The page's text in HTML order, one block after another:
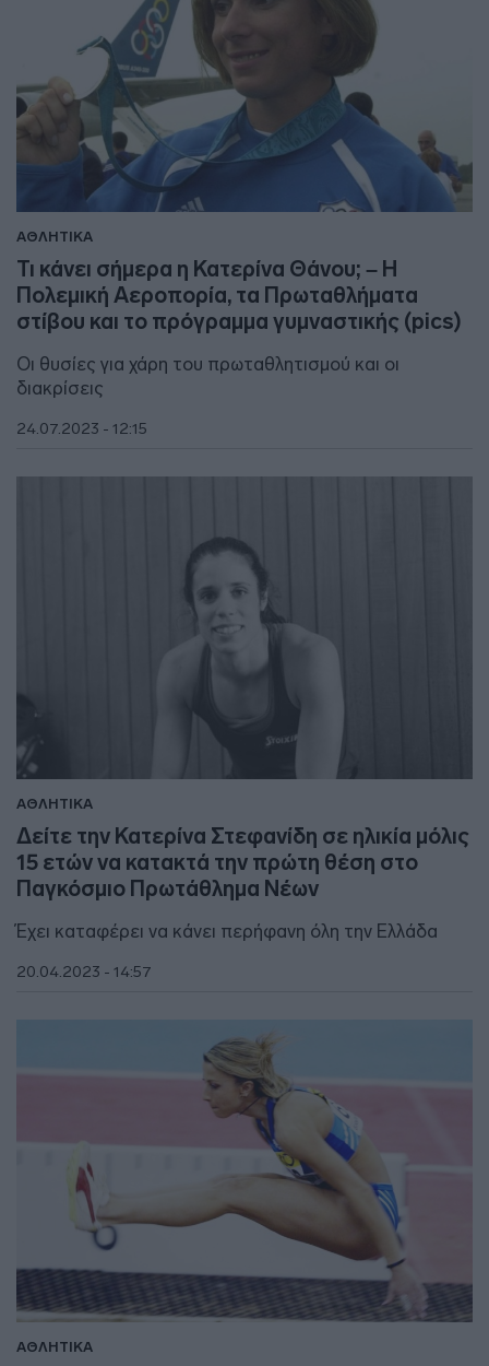
ΑΘΛΗΤΙΚΑ
Τι κάνει σήμερα η Κατερίνα Θάνου; – Η
Πολεμική Αεροπορία, τα Πρωταθλήματα
στίβου και το πρόγραμμα γυμναστικής (pics)
Οι θυσίες για χάρη του πρωταθλητισμού και οι
διακρίσεις
24.07.2023 - 12:15
ΑΘΛΗΤΙΚΑ
Δείτε την Κατερίνα Στεφανίδη σε ηλικία μόλις
15 ετών να κατακτά την πρώτη θέση στο
Παγκόσμιο Πρωτάθλημα Νέων
Έχει καταφέρει να κάνει περήφανη όλη την Ελλάδα
20.04.2023 - 14:57
ΑΘΛΗΤΙΚΑ